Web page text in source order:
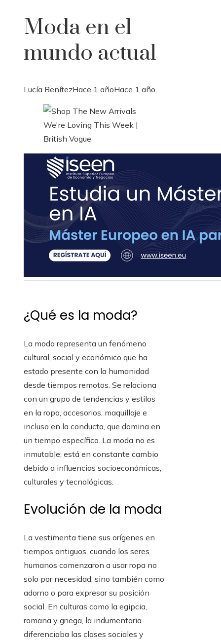
Moda en el
mundo actual
Lucía BenítezHace 1 añoHace 1 año
¿Qué es la moda?
La moda representa un fenómeno
cultural, social y económico que ha
estado presente con la humanidad
desde tiempos remotos. Se relaciona
con un grupo de tendencias y estilos
en la ropa, accesorios, maquillaje e
incluso en la conducta, que domina en
un tiempo específico. La moda no es
inmutable; está en constante cambio
debido a influencias socioeconómicas,
culturales y tecnológicas.
Evolución de la moda
La vestimenta tiene sus orígenes en
tiempos antiguos, cuando los seres
humanos comenzaron a usar ropa no
solo por necesidad, sino también como
adorno o para expresar su posición
social. En culturas como la egipcia,
romana y griega, la indumentaria
diferenciaba las clases sociales y